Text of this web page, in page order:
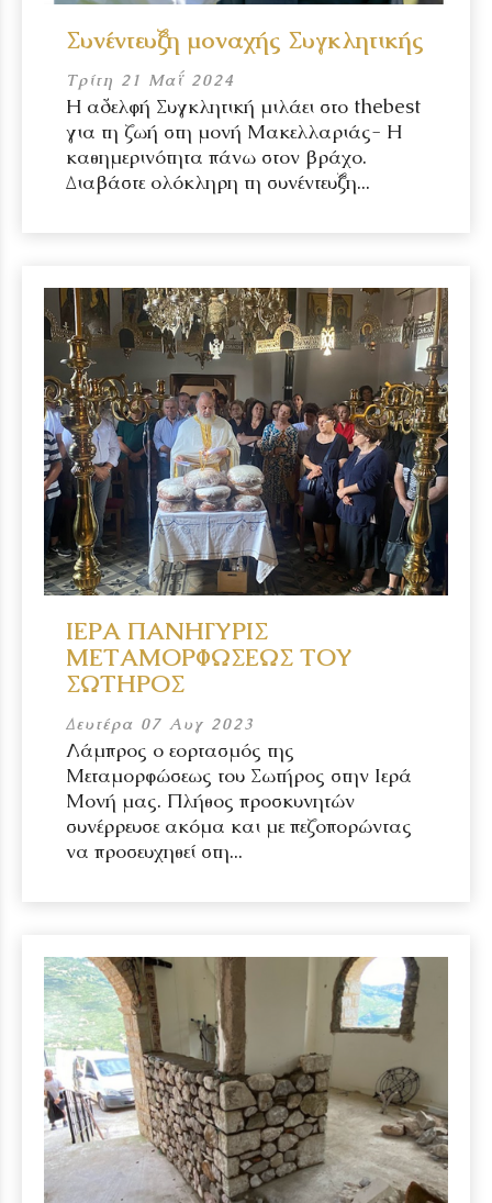
Συνέντευξη μοναχής Συγκλητικής
Τρίτη 21 Μαΐ 2024
Η αδελφή Συγκλητική μιλάει στο thebest
για τη ζωή στη μονή Μακελλαριάς- Η
καθημερινότητα πάνω στον βράχο.
Διαβάστε ολόκληρη τη συνέντευξη...
ΙΕΡΑ ΠΑΝΗΓΥΡΙΣ
ΜΕΤΑΜΟΡΦΩΣΕΩΣ ΤΟΥ
ΣΩΤΗΡΟΣ
Δευτέρα 07 Αυγ 2023
Λάμπρος ο εορτασμός της
Μεταμορφώσεως του Σωτήρος στην Ιερά
Μονή μας. Πλήθος προσκυνητών
συνέρρευσε ακόμα και με πεζοπορώντας
να προσευχηθεί στη...